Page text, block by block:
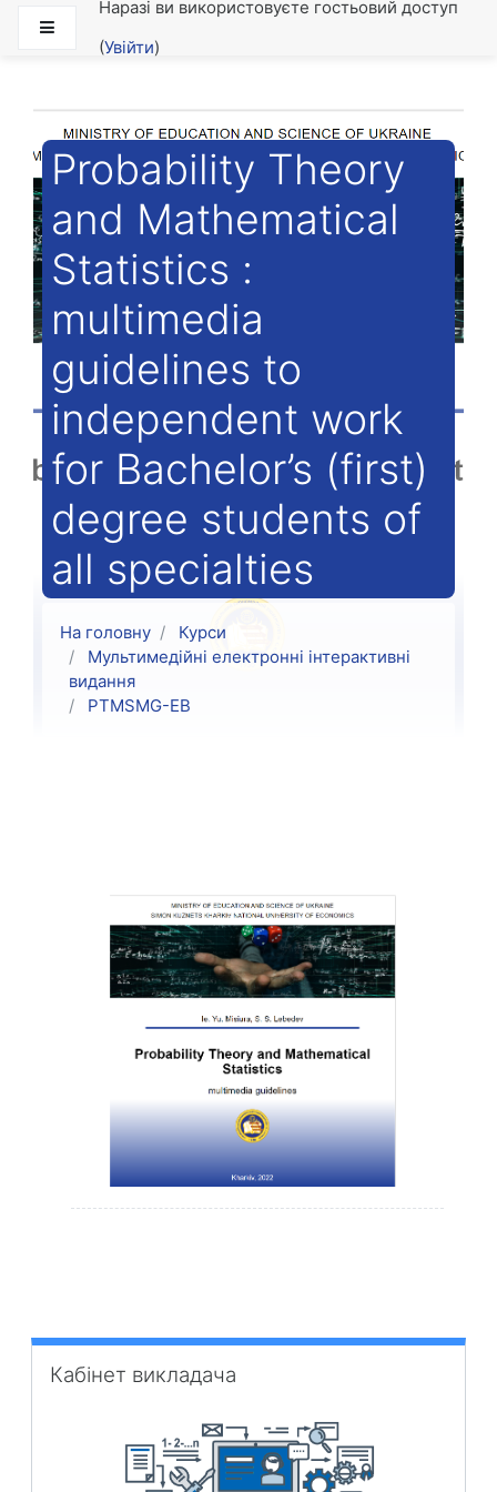
Перейти до головного вмісту
Наразі ви використовуєте гостьовий доступ
(Увійти)
Probability Theory
and Mathematical
Statistics :
multimedia
guidelines to
independent work
for Bachelor’s (first)
degree students of
all specialties
На головну
Курси
Мультимедійні електронні інтерактивні
видання
PTMSMG-ЕВ
Загальне
Пропустити Кабінет викладача
Кабінет викладача